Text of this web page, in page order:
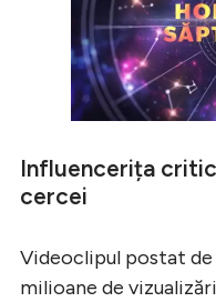
Influencerița
cercei
Videoclipul postat de
milioane de